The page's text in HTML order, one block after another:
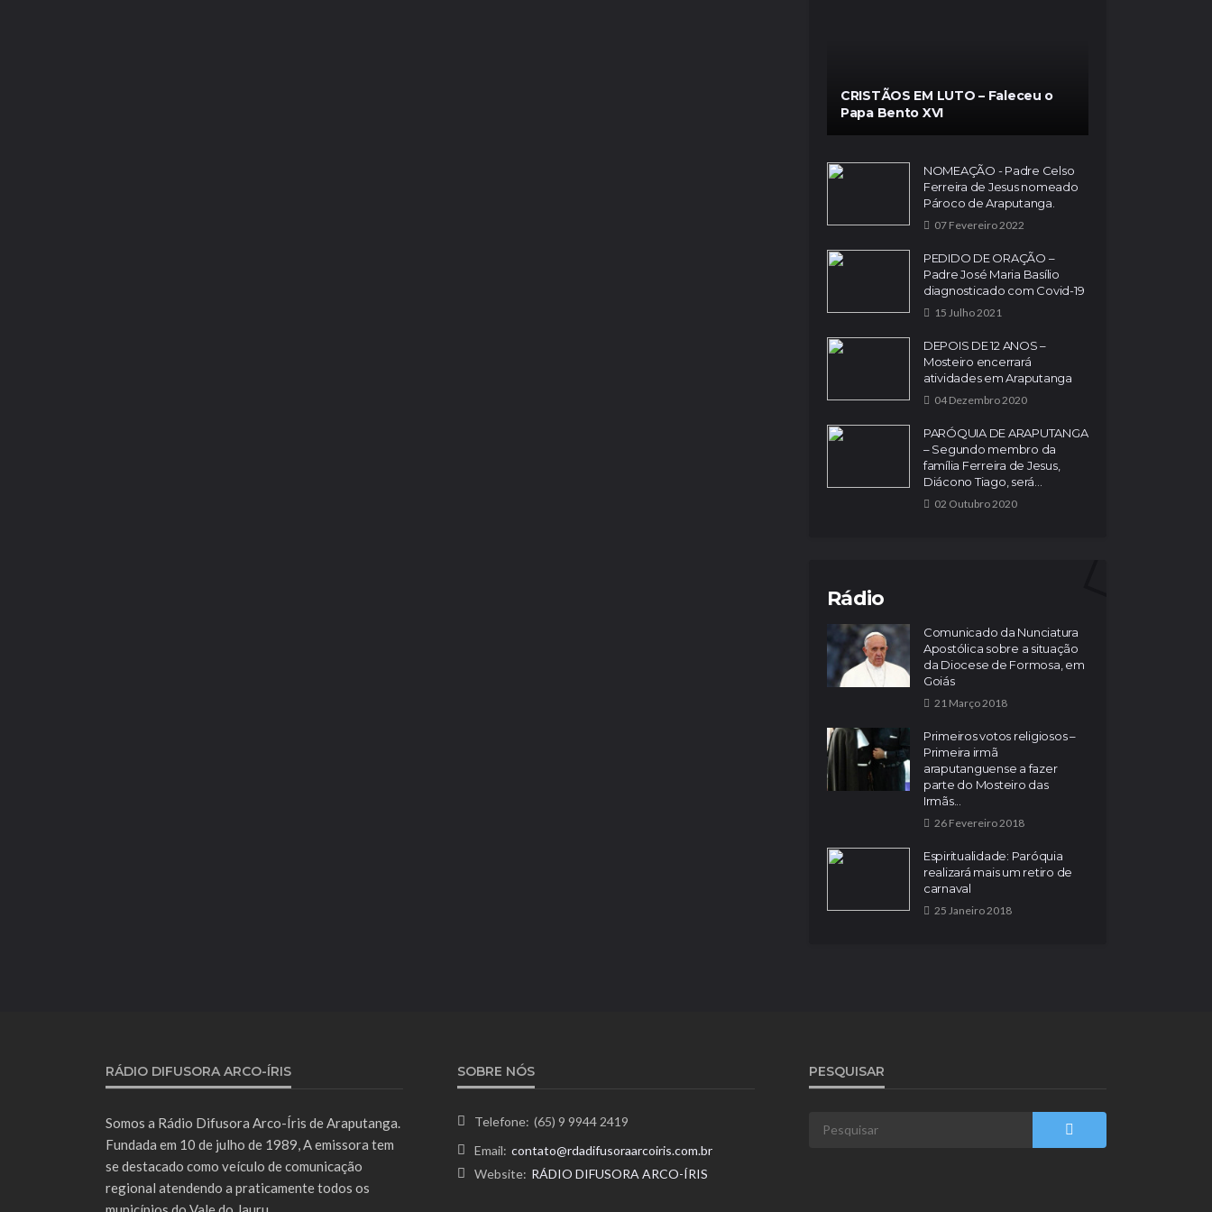
CRISTÃOS EM LUTO – Faleceu o
Papa Bento XVI
NOMEAÇÃO - Padre Celso
Ferreira de Jesus nomeado
Pároco de Araputanga.
07 Fevereiro 2022
PEDIDO DE ORAÇÃO –
Padre José Maria Basílio
diagnosticado com Covid-19
15 Julho 2021
DEPOIS DE 12 ANOS –
Mosteiro encerrará
atividades em Araputanga
04 Dezembro 2020
PARÓQUIA DE ARAPUTANGA
– Segundo membro da
família Ferreira de Jesus,
Diácono Tiago, será...
02 Outubro 2020
Rádio
Comunicado da Nunciatura
Apostólica sobre a situação
da Diocese de Formosa, em
Goiás
21 Março 2018
Primeiros votos religiosos –
Primeira irmã
araputanguense a fazer
parte do Mosteiro das
Irmãs...
26 Fevereiro 2018
Espiritualidade: Paróquia
realizará mais um retiro de
carnaval
25 Janeiro 2018
RÁDIO DIFUSORA ARCO-ÍRIS
Somos a Rádio Difusora Arco-Íris de Araputanga.
Fundada em 10 de julho de 1989, A emissora tem
se destacado como veículo de comunicação
regional atendendo a praticamente todos os
SOBRE NÓS
Telefone: (65) 9 9944 2419
Email: contato@rdadifusoraarcoiris.com.br
Website: RÁDIO DIFUSORA ARCO-ÍRIS
PESQUISAR